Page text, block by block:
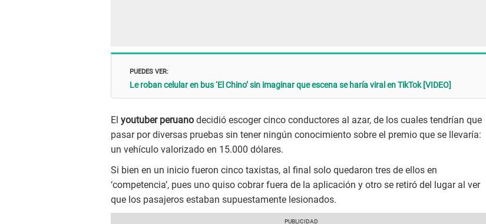
PUEDES VER:
Le roban celular en bus ‘El Chino’ sin imaginar que escena se haría viral en TikTok [VIDEO]
El youtuber peruano decidió escoger cinco conductores al azar, de los cuales tendrían que
pasar por diversas pruebas sin tener ningún conocimiento sobre el premio que se llevaría:
un vehículo valorizado en 15.000 dólares.
Si bien en un inicio fueron cinco taxistas, al final solo quedaron tres de ellos en
‘competencia’, pues uno quiso cobrar fuera de la aplicación y otro se retiró del lugar al ver
que los pasajeros estaban supuestamente lesionados.